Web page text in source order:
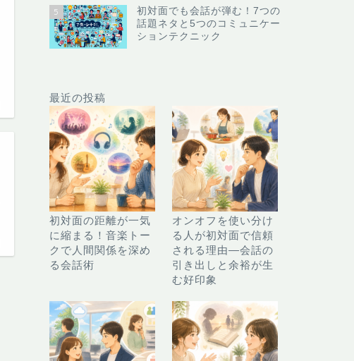
5
初対面でも会話が弾む！7つの
話題ネタと5つのコミュニケー
ションテクニック
最近の投稿
初対面の距離が一気
に縮まる！音楽トー
クで人間関係を深め
る会話術
オンオフを使い分け
る人が初対面で信頼
される理由—会話の
引き出しと余裕が生
む好印象